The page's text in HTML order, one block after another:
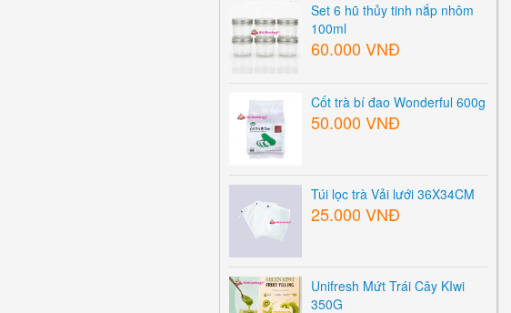
Set 6 hũ thủy tinh nắp nhôm
100ml
60.000 VNĐ
Cốt trà bí đao Wonderful 600g
50.000 VNĐ
Túi lọc trà Vải lưới 36X34CM
25.000 VNĐ
Unifresh Mứt Trái Cây KIwi
350G